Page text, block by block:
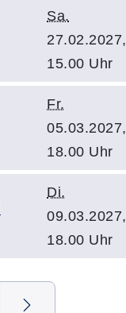
Sa.
27.02.2027,
15.00 Uhr
Fr.
05.03.2027,
18.00 Uhr
Di.
09.03.2027,
18.00 Uhr